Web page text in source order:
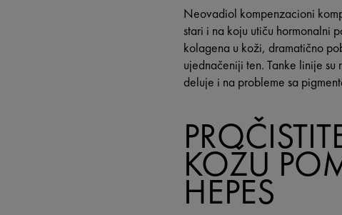
Neovadiol kompenzacioni
stari i na koju utiču hormonalni
kolagena u koži, dramatično
ujednačeniji ten. Tanke linije
deluje i na probleme sa
KOŽU
HEPES